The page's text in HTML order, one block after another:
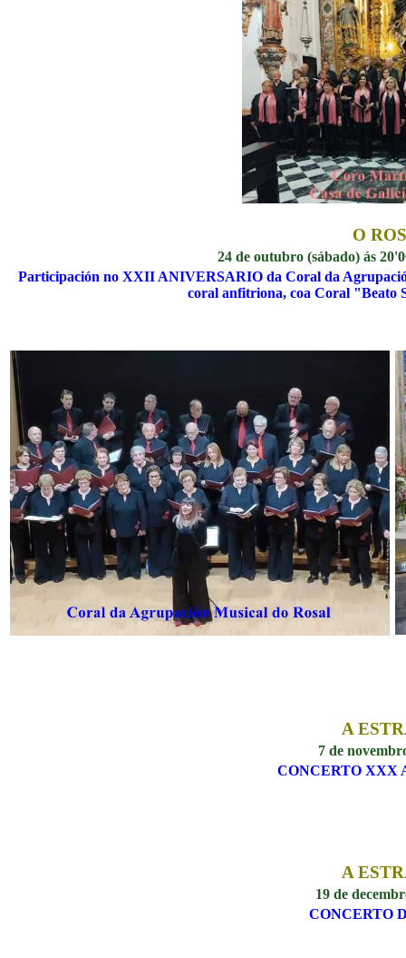
O
24 de outubro (sábado) ás
Participación no XXII ANIVERSARIO da Coral da
coral anfitriona, coa Coral "Beato
A
7 de
CONCERTO XXX
A
19 de
CONCERTO